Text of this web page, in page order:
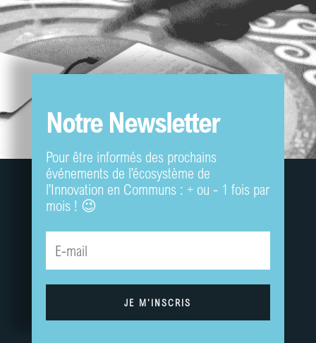
Notre Newsletter
Pour être informés des prochains
événements de l’écosystème de
l’Innovation en Communs : + ou - 1 fois par
mois ! 😉
JE M'INSCRIS